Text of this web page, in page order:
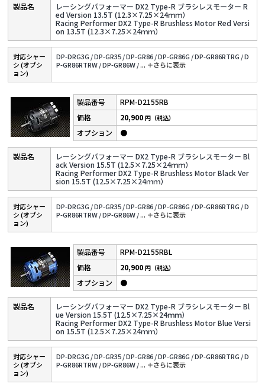
レーシングパフォーマー DX2 Type-R ブラシレスモーター R
ed Version 13.5T (12.3×7.25×24ｍｍ）
Racing Performer DX2 Type-R Brushless Motor Red Versi
on 13.5T (12.3×7.25×24ｍｍ）
対応シャー
シ (オプシ
ョン)
DP-DRG3G /DP-GR35 /DP-GR86 /DP-GR86G /DP-GR86RTRG /D
P-GR86RTRW /DP-GR86W /... ＋さらに表⽰
RPM-D2155RB
レーシングパフォーマー DX2 Type-R ブラシレスモーター Bl
ack Version 15.5T (12.5×7.25×24ｍｍ）
Racing Performer DX2 Type-R Brushless Motor Black Ver
sion 15.5T (12.5×7.25×24ｍｍ）
20,900円（税込）
●
対応シャー
シ (オプシ
ョン)
DP-DRG3G /DP-GR35 /DP-GR86 /DP-GR86G /DP-GR86RTRG /D
P-GR86RTRW /DP-GR86W /... ＋さらに表⽰
RPM-D2155RBL
レーシングパフォーマー DX2 Type-R ブラシレスモーター Bl
ue Version 15.5T (12.5×7.25×24ｍｍ）
Racing Performer DX2 Type-R Brushless Motor Blue Versi
on 15.5T (12.5×7.25×24ｍｍ）
20,900円（税込）
●
対応シャー
シ (オプシ
ョン)
DP-DRG3G /DP-GR35 /DP-GR86 /DP-GR86G /DP-GR86RTRG /D
P-GR86RTRW /DP-GR86W /... ＋さらに表⽰